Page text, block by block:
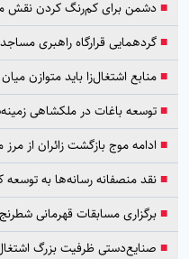
■دشمن برای کم‌رنگ کردن نقش
■گردهمایی قرارگاه راهبری مساجد
■منابع اشتغال‌زا باید متوازن
■توسعه باغات در ملکشاهی
■ ادامه موج بازگشت زائران از مرز
■نقد منصفانه رسانه‌ها به
■برگزاری مسابقات قهرمانی
■ صنایع‌دستی ظرفیت بزرگ